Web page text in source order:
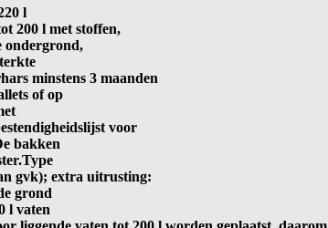
l
200 l met stoffen,
ondergrond,
minstens 3 maanden
of op
voor
bakken
gvk); extra uitrusting:
grond
l vaten